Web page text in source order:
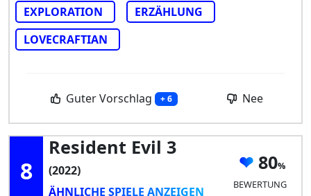
EXPLORATION
ERZÄHLUNG
LOVECRAFTIAN
Guter Vorschlag + 6 Nee
8
Resident Evil 3
(2022)
ÄHNLICHE SPIELE ANZEIGEN
80
BEWERTUNG